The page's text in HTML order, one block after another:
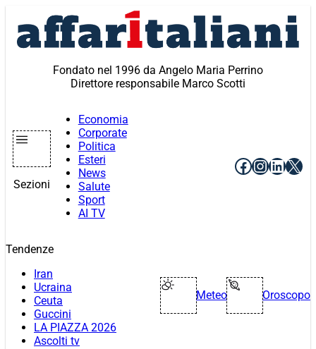
contenuto
Fondato nel 1996 da Angelo Maria Perrino
Direttore responsabile Marco Scotti
Sezioni
Economia
Corporate
Politica
Esteri
News
Salute
Sport
AI TV
Facebook
X
Tendenze
Iran
Ucraina
Ceuta
Guccini
LA PIAZZA 2026
Ascolti tv
Meteo Oroscopo